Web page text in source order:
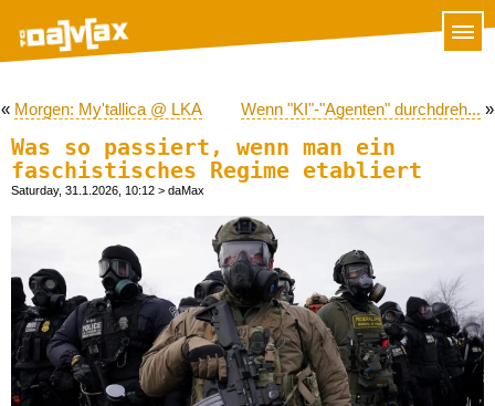
« Morgen: My'tallica @ LKA Wenn "KI"-"Agenten" durchdreh... »
Was so passiert, wenn man ein
faschistisches Regime etabliert
Saturday, 31.1.2026, 10:12 > daMax